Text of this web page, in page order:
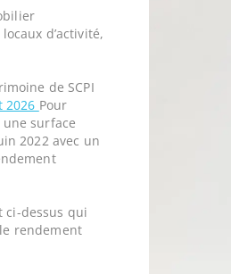
d’activité,
de SCPI
2026 Pour
surface
2022 avec un
ci-dessus qui
rendement